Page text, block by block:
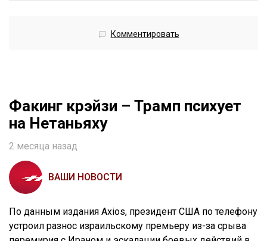
Комментировать
Факинг крэйзи – Трамп психует
на Нетаньяху
2 месяца назад
ВАШИ НОВОСТИ
По данным издания Axios, президент США по телефону
устроил разнос израильскому премьеру из-за срыва